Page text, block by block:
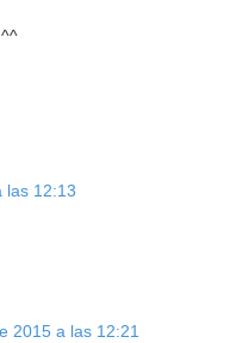
las 12:13
2015 a las 12:21